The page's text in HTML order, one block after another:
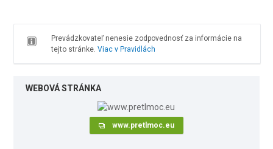
Prevádzkovateľ nenesie zodpovednosť za informácie na
tejto stránke. Viac v Pravidlách
WEBOVÁ STRÁNKA
www.pretlmoc.eu